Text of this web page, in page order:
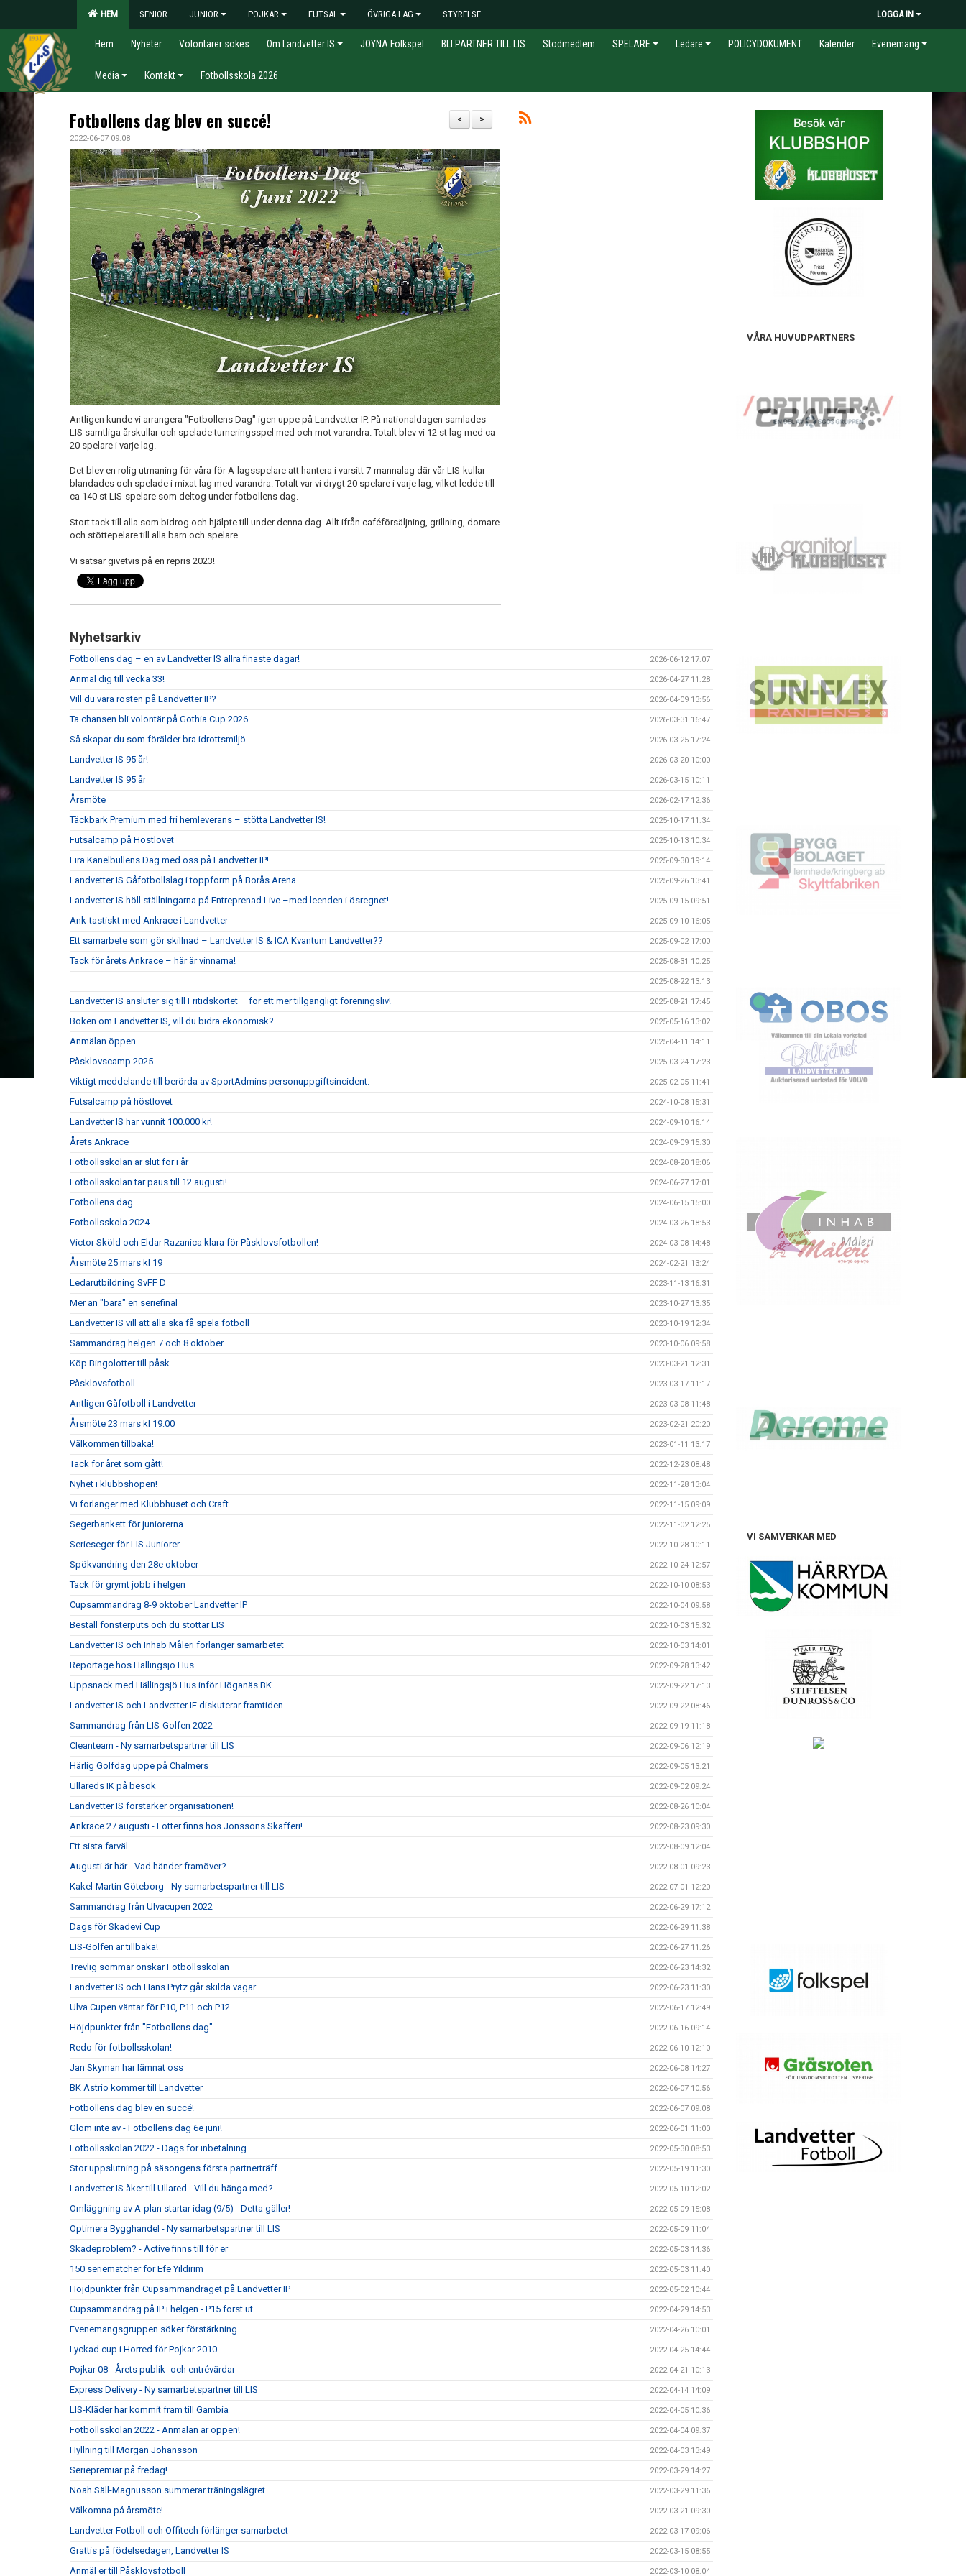
HEM SENIOR JUNIOR POJKAR FUTSAL ÖVRIGA LAG STYRELSE LOGGA IN
Hem Nyheter Volontärer sökes Om Landvetter IS JOYNA Folkspel BLI PARTNER TILL LIS Stödmedlem SPELARE Ledare POLICYDOKUMENT Kalender Evenemang
Media Kontakt Fotbollsskola 2026
>
<
Fotbollens dag blev en succé!
2022-06-07 09:08
Äntligen kunde vi arrangera "Fotbollens Dag" igen uppe på Landvetter IP. På nationaldagen samlades
LIS samtliga årskullar och spelade turneringsspel med och mot varandra. Totalt blev vi 12 st lag med ca
20 spelare i varje lag.
Det blev en rolig utmaning för våra för A-lagsspelare att hantera i varsitt 7-mannalag där vår LIS-kullar
blandades och spelade i mixat lag med varandra. Totalt var vi drygt 20 spelare i varje lag, vilket ledde till
ca 140 st LIS-spelare som deltog under fotbollens dag.
Stort tack till alla som bidrog och hjälpte till under denna dag. Allt ifrån caféförsäljning, grillning, domare
och stöttepelare till alla barn och spelare.
Vi satsar givetvis på en repris 2023!
Nyhetsarkiv
Fotbollens dag – en av Landvetter IS allra finaste dagar! 2026-06-12 17:07
Anmäl dig till vecka 33! 2026-04-27 11:28
Vill du vara rösten på Landvetter IP? 2026-04-09 13:56
Ta chansen bli volontär på Gothia Cup 2026 2026-03-31 16:47
Så skapar du som förälder bra idrottsmiljö 2026-03-25 17:24
Landvetter IS 95 år! 2026-03-20 10:00
Landvetter IS 95 år 2026-03-15 10:11
Årsmöte 2026-02-17 12:36
Täckbark Premium med fri hemleverans – stötta Landvetter IS! 2025-10-17 11:34
Futsalcamp på Höstlovet 2025-10-13 10:34
Fira Kanelbullens Dag med oss på Landvetter IP! 2025-09-30 19:14
Landvetter IS Gåfotbollslag i toppform på Borås Arena 2025-09-26 13:41
Landvetter IS höll ställningarna på Entreprenad Live –med leenden i ösregnet! 2025-09-15 09:51
Ank-tastiskt med Ankrace i Landvetter 2025-09-10 16:05
Ett samarbete som gör skillnad – Landvetter IS & ICA Kvantum Landvetter?? 2025-09-02 17:00
Tack för årets Ankrace – här är vinnarna! 2025-08-31 10:25
2025-08-22 13:13
Landvetter IS ansluter sig till Fritidskortet – för ett mer tillgängligt föreningsliv! 2025-08-21 17:45
Boken om Landvetter IS, vill du bidra ekonomisk? 2025-05-16 13:02
Anmälan öppen 2025-04-11 14:11
Påsklovscamp 2025 2025-03-24 17:23
Viktigt meddelande till berörda av SportAdmins personuppgiftsincident. 2025-02-05 11:41
Futsalcamp på höstlovet 2024-10-08 15:31
Landvetter IS har vunnit 100.000 kr! 2024-09-10 16:14
Årets Ankrace 2024-09-09 15:30
Fotbollsskolan är slut för i år 2024-08-20 18:06
Fotbollsskolan tar paus till 12 augusti! 2024-06-27 17:01
Fotbollens dag 2024-06-15 15:00
Fotbollsskola 2024 2024-03-26 18:53
Victor Sköld och Eldar Razanica klara för Påsklovsfotbollen! 2024-03-08 14:48
Årsmöte 25 mars kl 19 2024-02-21 13:24
Ledarutbildning SvFF D 2023-11-13 16:31
Mer än "bara" en seriefinal 2023-10-27 13:35
Landvetter IS vill att alla ska få spela fotboll 2023-10-19 12:34
Sammandrag helgen 7 och 8 oktober 2023-10-06 09:58
Köp Bingolotter till påsk 2023-03-21 12:31
Påsklovsfotboll 2023-03-17 11:17
Äntligen Gåfotboll i Landvetter 2023-03-08 11:48
Årsmöte 23 mars kl 19:00 2023-02-21 20:20
Välkommen tillbaka! 2023-01-11 13:17
Tack för året som gått! 2022-12-23 08:48
Nyhet i klubbshopen! 2022-11-28 13:04
Vi förlänger med Klubbhuset och Craft 2022-11-15 09:09
Segerbankett för juniorerna 2022-11-02 12:25
Serieseger för LIS Juniorer 2022-10-28 10:11
Spökvandring den 28e oktober 2022-10-24 12:57
Tack för grymt jobb i helgen 2022-10-10 08:53
Cupsammandrag 8-9 oktober Landvetter IP 2022-10-04 09:58
Beställ fönsterputs och du stöttar LIS 2022-10-03 15:32
Landvetter IS och Inhab Måleri förlänger samarbetet 2022-10-03 14:01
Reportage hos Hällingsjö Hus 2022-09-28 13:42
Uppsnack med Hällingsjö Hus inför Höganäs BK 2022-09-22 17:13
Landvetter IS och Landvetter IF diskuterar framtiden 2022-09-22 08:46
Sammandrag från LIS-Golfen 2022 2022-09-19 11:18
Cleanteam - Ny samarbetspartner till LIS 2022-09-06 12:19
Härlig Golfdag uppe på Chalmers 2022-09-05 13:21
Ullareds IK på besök 2022-09-02 09:24
Landvetter IS förstärker organisationen! 2022-08-26 10:04
Ankrace 27 augusti - Lotter finns hos Jönssons Skafferi! 2022-08-23 09:30
Ett sista farväl 2022-08-09 12:04
Augusti är här - Vad händer framöver? 2022-08-01 09:23
Kakel-Martin Göteborg - Ny samarbetspartner till LIS 2022-07-01 12:20
Sammandrag från Ulvacupen 2022 2022-06-29 17:12
Dags för Skadevi Cup 2022-06-29 11:38
LIS-Golfen är tillbaka! 2022-06-27 11:26
Trevlig sommar önskar Fotbollsskolan 2022-06-23 14:32
Landvetter IS och Hans Prytz går skilda vägar 2022-06-23 11:30
Ulva Cupen väntar för P10, P11 och P12 2022-06-17 12:49
Höjdpunkter från "Fotbollens dag" 2022-06-16 09:14
Redo för fotbollsskolan! 2022-06-10 12:10
Jan Skyman har lämnat oss 2022-06-08 14:27
BK Astrio kommer till Landvetter 2022-06-07 10:56
Fotbollens dag blev en succé! 2022-06-07 09:08
Glöm inte av - Fotbollens dag 6e juni! 2022-06-01 11:00
Fotbollsskolan 2022 - Dags för inbetalning 2022-05-30 08:53
Stor uppslutning på säsongens första partnerträff 2022-05-19 11:30
Landvetter IS åker till Ullared - Vill du hänga med? 2022-05-10 12:02
Omläggning av A-plan startar idag (9/5) - Detta gäller! 2022-05-09 15:08
Optimera Bygghandel - Ny samarbetspartner till LIS 2022-05-09 11:04
Skadeproblem? - Active finns till för er 2022-05-03 14:36
150 seriematcher för Efe Yildirim 2022-05-03 11:40
Höjdpunkter från Cupsammandraget på Landvetter IP 2022-05-02 10:44
Cupsammandrag på IP i helgen - P15 först ut 2022-04-29 14:53
Evenemangsgruppen söker förstärkning 2022-04-26 10:01
Lyckad cup i Horred för Pojkar 2010 2022-04-25 14:44
Pojkar 08 - Årets publik- och entrévärdar 2022-04-21 10:13
Express Delivery - Ny samarbetspartner till LIS 2022-04-14 14:09
LIS-Kläder har kommit fram till Gambia 2022-04-05 10:36
Fotbollsskolan 2022 - Anmälan är öppen! 2022-04-04 09:37
Hyllning till Morgan Johansson 2022-04-03 13:49
Seriepremiär på fredag! 2022-03-29 14:27
Noah Säll-Magnusson summerar träningslägret 2022-03-29 11:36
Välkomna på årsmöte! 2022-03-21 09:30
Landvetter Fotboll och Offitech förlänger samarbetet 2022-03-17 09:06
Grattis på födelsedagen, Landvetter IS 2022-03-15 08:55
Anmäl er till Påsklovsfotboll 2022-03-10 08:04
VÅRA HUVUDPARTNERS
VI SAMVERKAR MED